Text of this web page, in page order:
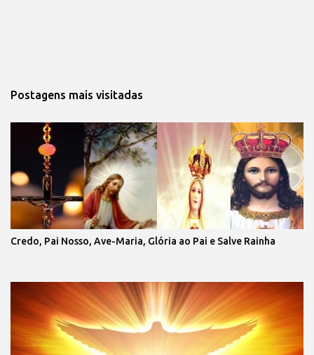
Postagens mais visitadas
Credo, Pai Nosso, Ave-Maria, Glória ao Pai e Salve Rainha